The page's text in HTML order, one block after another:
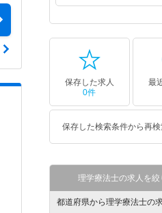
保存した求人
0件
最
保存した検索条件から再検
理学療法士の求人を絞
都道府県から理学療法士の